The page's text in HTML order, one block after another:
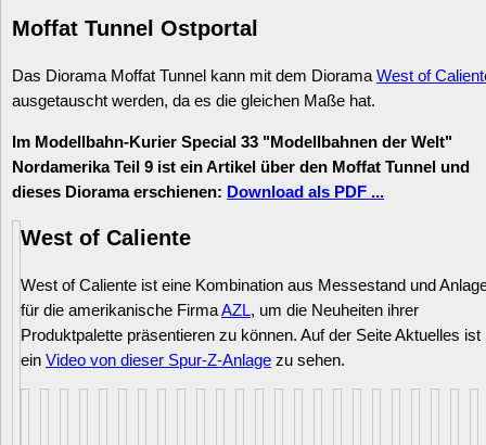
Moffat Tunnel Ostportal
Das Diorama Moffat Tunnel kann mit dem Diorama West of
ausgetauscht werden, da es die gleichen Maße hat.
Im Modellbahn-Kurier Special 33 "Modellbahnen der Welt"
Nordamerika Teil 9 ist ein Artikel über den Moffat Tunnel und
dieses Diorama erschienen: Download als PDF ...
West of Caliente
West of Caliente ist eine Kombination aus Messestand und
für die amerikanische FirmaAZL, um die Neuheiten ihrer
Produktpalette präsentieren zu können. Auf der Seite Aktuelles ist
ein Video von dieser Spur-Z-Anlage zu sehen.